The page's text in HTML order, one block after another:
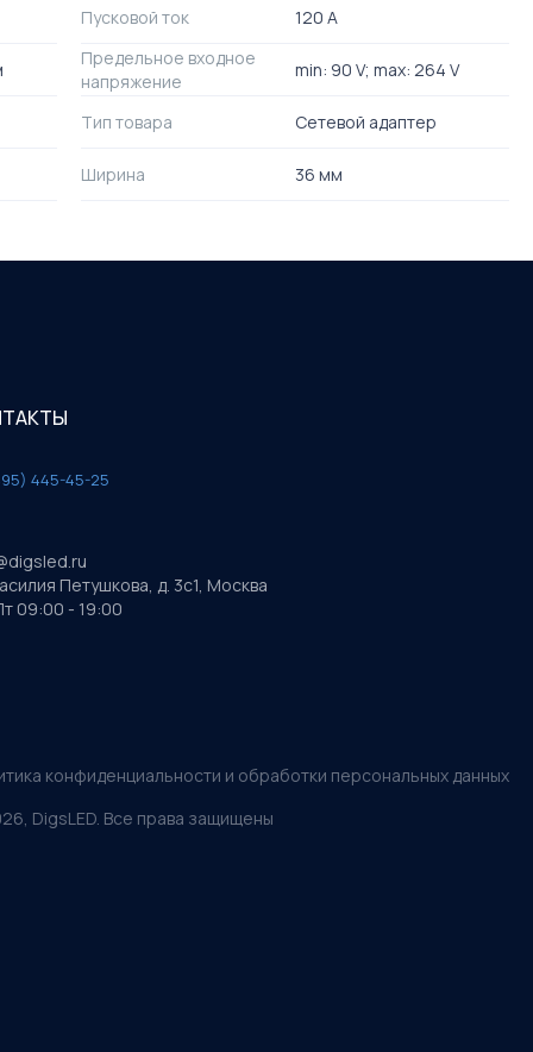
Пусковой ток 120 A
Предельное входное
напряжение
min: 90 V; max: 264 V
Тип товара Сетевой адаптер
Ширина 36 мм
445-45-25
Петушкова, д. 3с1, Москва
09:00 - 19:00
конфиденциальности и обработки персональных данных
, DigsLED. Все права защищены